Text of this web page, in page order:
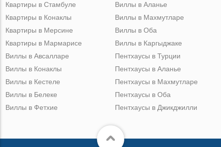
Квартиры в Стамбуле
Квартиры в Конаклы
Квартиры в Мерсине
Квартиры в Мармарисе
Виллы в Аланье
Виллы в Махмутларе
Виллы в Оба
Виллы в Каргыджаке
Виллы в Авсалларе
Виллы в Конаклы
Виллы в Кестеле
Виллы в Белеке
Виллы в Фетхие
Пентхаусы в Турции
Пентхаусы в Аланье
Пентхаусы в Махмутларе
Пентхаусы в Оба
Пентхаусы в Джикджилли